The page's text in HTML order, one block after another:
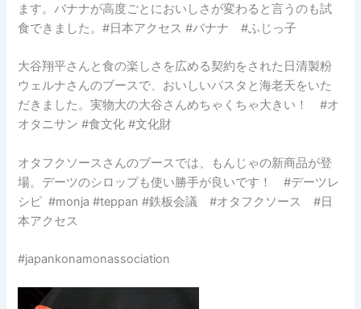
ます。バナナが高度ごとにおいしさが変わると言うのも試
食できました。#日本アクセス #バナナ #ふじっ子
大谷翔平さんと食の楽しさを広める契約をされた日清製粉
ウェルナさんのブースで、おいしいパスタと海老天をいた
だきました。実物大の大谷さんめちゃくちゃ大きい！ #オ
オタニサン #食文化 #文化財
オタフクソースさんのブースでは、もんじゃの新商品が登
場。デーツのシロップも使い勝手が良いです！ #デーツレ
シピ #monja #teppan #鉄板会議 #オタフクソース #日
本アクセス
#japankonamonassociation